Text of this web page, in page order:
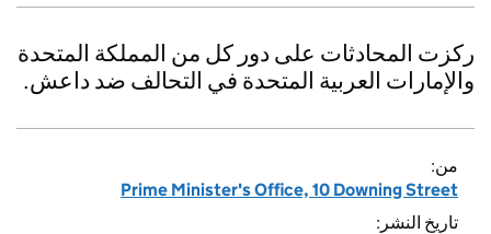
ركزت المحادثات على دور كل من المملكة المتحدة
والإمارات العربية المتحدة في التحالف ضد داعش.
من:
Prime Minister's Office, 10 Downing Street
تاريخ النشر: